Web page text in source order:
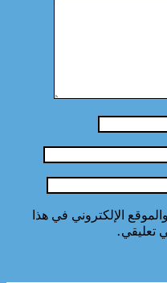
الإلكتروني في هذا
تعليقي.